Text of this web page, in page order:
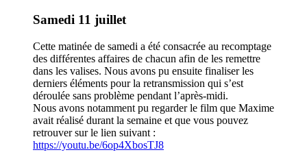
Samedi 11 juillet
Cette matinée de samedi a été consacrée au recomptage
des différentes affaires de chacun afin de les remettre
dans les valises. Nous avons pu ensuite finaliser les
derniers éléments pour la retransmission qui s’est
déroulée sans problème pendant l’après-midi.
Nous avons notamment pu regarder le film que Maxime
avait réalisé durant la semaine et que vous pouvez
retrouver sur le lien suivant :
https://youtu.be/6op4XbosTJ8